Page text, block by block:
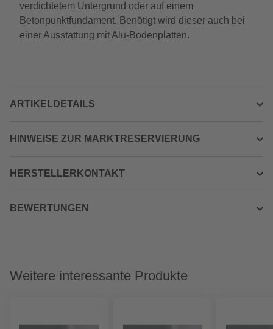
verdichtetem Untergrund oder auf einem
Betonpunktfundament. Benötigt wird dieser auch bei
einer Ausstattung mit Alu-Bodenplatten.
ARTIKELDETAILS
HINWEISE ZUR MARKTRESERVIERUNG
HERSTELLERKONTAKT
BEWERTUNGEN
Weitere interessante Produkte